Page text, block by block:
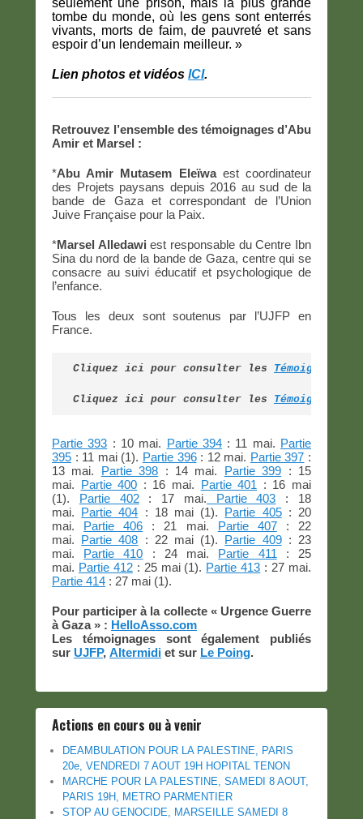
seulement une prison, mais la plus grande
tombe du monde, où les gens sont enterrés
vivants, morts de faim, de pauvreté et sans
espoir d’un lendemain meilleur. »
Lien photos et vidéos ICI.
Retrouvez l’ensemble des témoignages d’Abu
Amir et Marsel :
*Abu Amir Mutasem Eleïwaest coordinateur
des Projets paysans depuis 2016 au sud de la
bande de Gaza et correspondant de l’Union
Juive Française pour la Paix.
*Marsel Alledawi est responsable du Centre Ibn
Sina du nord de la bande de Gaza, centre qui se
consacre au suivi éducatif et psychologique de
l’enfance.
Tous les deux sont soutenus par l’UJFP en
France.
Cliquez ici pour consulter les Témoignages
Cliquez ici pour consulter les
Partie 393 : 10 mai. Partie 394: 11 mai. Partie
395 : 11 mai (1). Partie 396: 12 mai. Partie 397 :
13 mai. Partie 398 : 14 mai. Partie 399 : 15
mai. Partie 400 : 16 mai. Partie 401 : 16 mai
(1). Partie 402: 17 mai. Partie 403 : 18
mai. Partie 404 : 18 mai (1). Partie 405: 20
mai. Partie 406 : 21 mai. Partie 407: 22
mai. Partie 408 : 22 mai (1). Partie 409: 23
mai. Partie 410 : 24 mai. Partie 411 : 25
mai. Partie 412: 25 mai (1). Partie 413 : 27 mai.
Partie 414 : 27 mai (1).
Pour participer à la collecte « Urgence Guerre
à Gaza » : HelloAsso.com
Les témoignages sont également publiés
sur UJFP, Altermidi et sur Le Poing.
Actions en cours ou à venir
DEAMBULATION POUR LA PALESTINE, PARIS
20e, VENDREDI 7 AOUT 19H HOPITAL TENON
MARCHE POUR LA PALESTINE, SAMEDI 8 AOUT,
PARIS 19H, METRO PARMENTIER
STOP AU GENOCIDE, MARSEILLE SAMEDI 8